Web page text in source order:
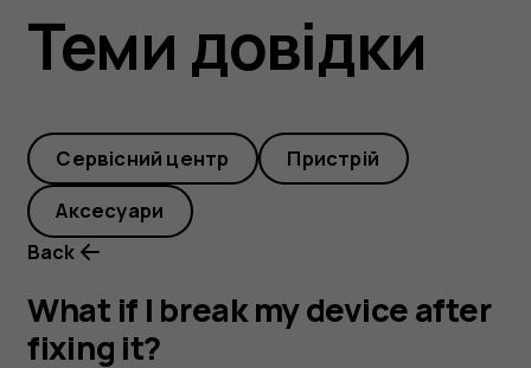
break
my
device
after
fixing
Теми довідки
Cервісний центр Пристрій
Аксесуари
Back
What if I break my device after
fixing it?